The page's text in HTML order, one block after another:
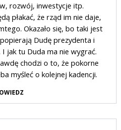
rozwój, inwestycje itp.
płakać, że rząd im nie daje,
Okazało się, bo taki jest
Dudę prezydenta i
jak tu Duda ma nie wygrać.
chodzi o to, że pokorne
myśleć o kolejnej kadencji.